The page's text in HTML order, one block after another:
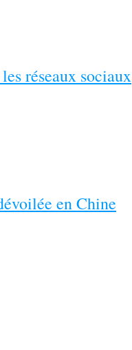
réseaux sociaux
en Chine